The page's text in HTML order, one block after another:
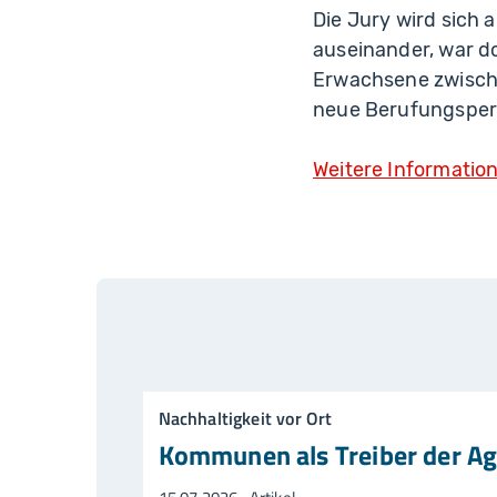
Die Jury wird sich
auseinander, war
Erwachsene
neue
Weitere
Nachhaltigkeit vor Ort
Kommunen als Treiber der